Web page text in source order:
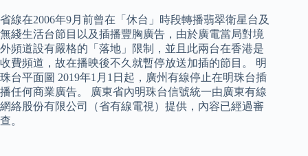
省線在2006年9月前曾在「休台」時段轉播翡翠衛星台及
無綫生活台節目以及插播豐胸廣告，由於廣電當局對境
外頻道設有嚴格的「落地」限制，並且此兩台在香港是
收費頻道，故在播映後不久就暫停放送加插的節目。 明
珠台平面圖 2019年1月1日起，廣州有線停止在明珠台插
播任何商業廣告。 廣東省內明珠台信號統一由廣東有線
網絡股份有限公司（省有線電視）提供，內容已經過審
查。